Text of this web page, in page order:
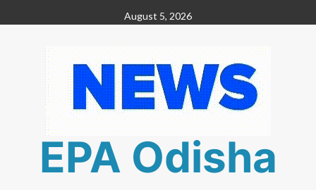
to
August 5, 2026
EPA Odisha